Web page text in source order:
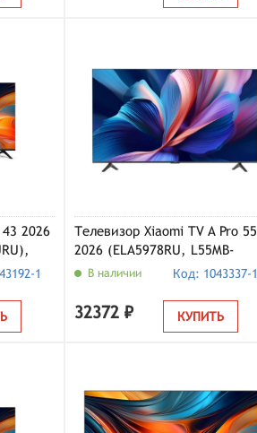
2026
1
Телевизор Xiaomi TV A Pro 55
2026 (ELA5978RU, L55MB-
APRU), черный
В наличии Код: 1043337-1
32372 ₽ КУПИТЬ